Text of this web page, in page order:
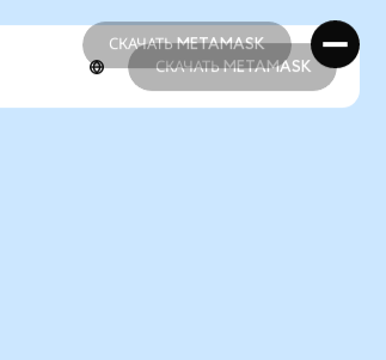
СКАЧАТЬ METAMASK
СКАЧАТЬ METAMASK
СКАЧАТЬ METAMASK